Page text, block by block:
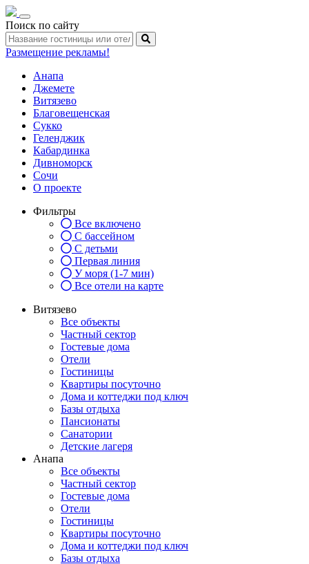
Toggle
navigation
Поиск по сайту
Размещение рекламы!
Анапа
Джемете
Витязево
Благовещенская
Сукко
Геленджик
Кабардинка
Дивноморск
Сочи
О проекте
Фильтры
Все включено
С бассейном
С детьми
Первая линия
У моря (1-7 мин)
Все отели на карте
Витязево
Все объекты
Частный сектор
Гостевые дома
Отели
Гостиницы
Квартиры посуточно
Дома и коттеджи под ключ
Базы отдыха
Пансионаты
Санатории
Детские лагеря
Анапа
Все объекты
Частный сектор
Гостевые дома
Отели
Гостиницы
Квартиры посуточно
Дома и коттеджи под ключ
Базы отдыха